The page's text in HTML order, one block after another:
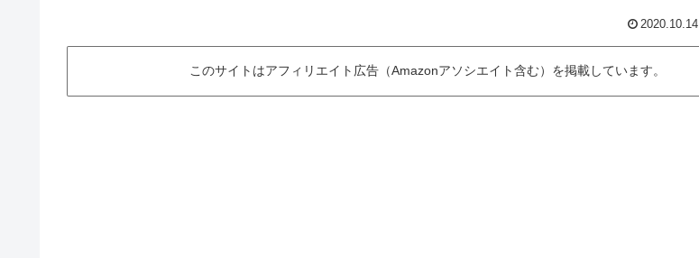
2020.10.14
このサイトはアフィリエイト広告（Amazonアソシエイト含む）を掲載しています。